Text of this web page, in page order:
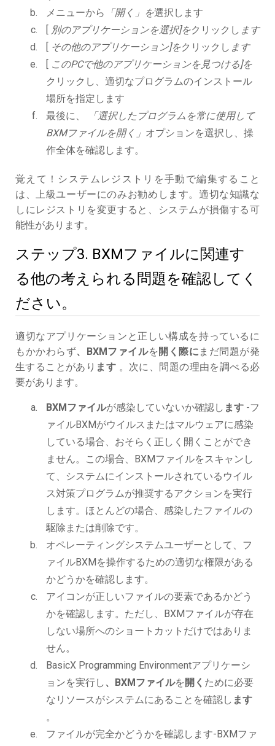
メニューから
「開く」を選択します
[ 別のアプリケーションを選択]をクリックし ます
[ その他のアプリケーション]をクリックし ます
[ このPCで他のアプリケーションを見つける]を
クリックし、適切なプログラムのインストール
場所を指定します
最後に、
「選択したプログラムを常に使用して
BXMファイルを開く」 オプションを選択し、操
作全体を確認します。
覚えて！システムレジストリを手動で編集すること
は、上級ユーザーにのみお勧めします。適切な知識な
しにレジストリを変更すると、システムが損傷する可
能性があります。
ステップ3. BXMファイルに関連す
る他の考えられる問題を確認してく
ださい。
適切なアプリケーションと正しい構成を持っているに
もかかわらず、BXMファイルを 開く際に まだ問題が発
生することがあり ます 。次に、問題の理由を調べる必
要があります。
BXMファイルが感染していないか確認し ます -フ
ァイルBXMがウイルスまたはマルウェアに感染
している場合、おそらく正しく開くことができ
ません。この場合、BXMファイルをスキャンし
て、システムにインストールされているウイル
ス対策プログラムが推奨するアクションを実行
します。ほとんどの場合、感染したファイルの
駆除または削除です。
オペレーティングシステムユーザーとして、フ
ァイルBXMを操作するための適切な権限がある
かどうかを確認します。
アイコンが正しいファイルの要素であるかどう
かを確認します。ただし、BXMファイルが存在
しない場所へのショートカットだけではありま
せん。
BasicX Programming Environmentアプリケーシ
ョンを実行し、BXMファイルを 開く ために必要
なリソースがシステムにあることを確認し ます
。
ファイルが完全かどうかを確認します-BXMファ